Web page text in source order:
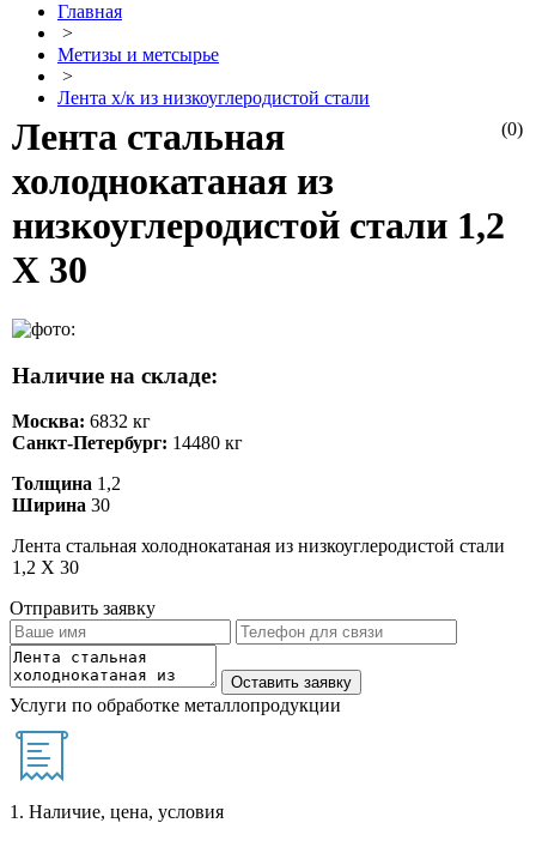
Главная
>
Метизы и метсырье
>
Лента х/к из низкоуглеродистой стали
(0)
Лента стальная
холоднокатаная из
низкоуглеродистой стали 1,2
Х 30
Наличие на складе:
Москва: 6832 кг
Санкт-Петербург: 14480 кг
Толщина 1,2
Ширина 30
Лента стальная холоднокатаная из низкоуглеродистой стали
1,2 Х 30
Отправить заявку
Услуги по обработке металлопродукции
1. Наличие, цена, условия